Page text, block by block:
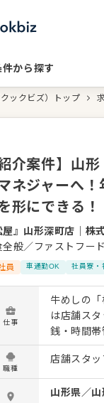
件から探す
ックビズ）トップ
紹介案件】山
ネジャーへ
形にできる！
屋』山形深町店
株
全般／ファストフード
員 車通勤OK 社員寮・
仕事
牛めしの
は店舗ス
銭・時間帯
めていただきます。 当社には段階的なキャリアア
アに必要な
るため、高いモチ
フ：半年
職種
店舗スタッ
山形県／山